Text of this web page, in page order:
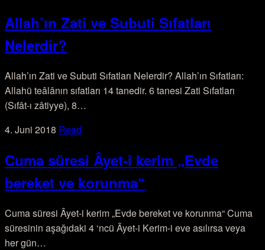
Allah’ın Zati ve Subuti Sıfatları
Nelerdir?
Allah’ın Zati ve Subuti Sıfatları Nelerdir? Allah’ın Sıfatları:
Allahü teâlânın sıfatları 14 tanedir. 6 tanesi Zati Sıfatları
(Sıfât-ı zâtiyye), 8…
4. Juni 2018 Read
Cuma süresi Âyet-i kerim „Evde
bereket ve korunma“
Cuma süresi Âyet-i kerim „Evde bereket ve korunma“ Cuma
süresinin aşağıdaki 4 ‘ncü Âyet-i Kerim-i eve asılırsa veya
her gün…